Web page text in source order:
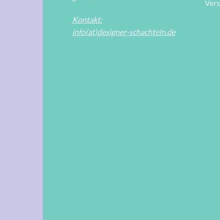
Kontakt:
info(at)designer-schachteln.de